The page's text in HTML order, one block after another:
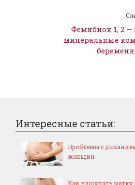
Фемибион 1, 2
минеральные
Интересные статьи:
Проблемы с
женщин
Как нащупать матку